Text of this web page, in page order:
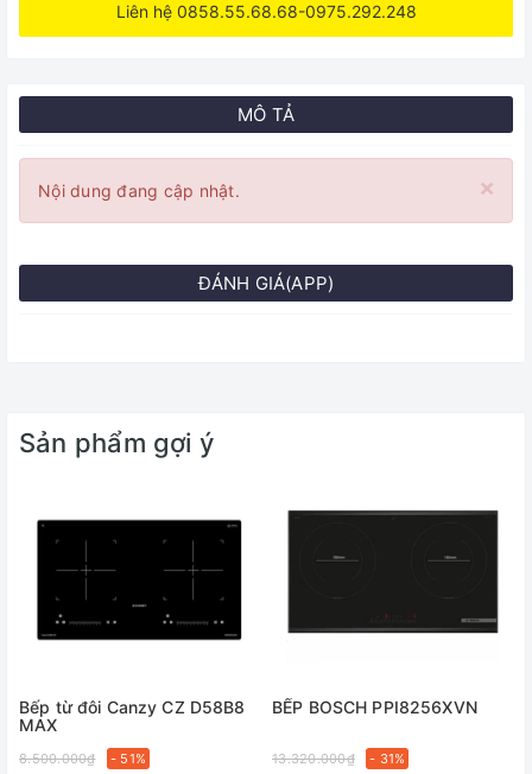
Liên hệ 0858.55.68.68-0975.292.248
MÔ TẢ
×
Nội dung đang cập nhật.
ĐÁNH GIÁ(APP)
Sản phẩm gợi ý
Bếp từ đôi Canzy CZ D58B8
MAX
8.500.000₫ - 51%
BẾP BOSCH PPI8256XVN
13.320.000₫ - 31%